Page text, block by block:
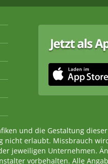
und die Gestaltung
nicht erlaubt. Missbrauch
jeweiligen Unternehmen.
vorbehalten. Alle